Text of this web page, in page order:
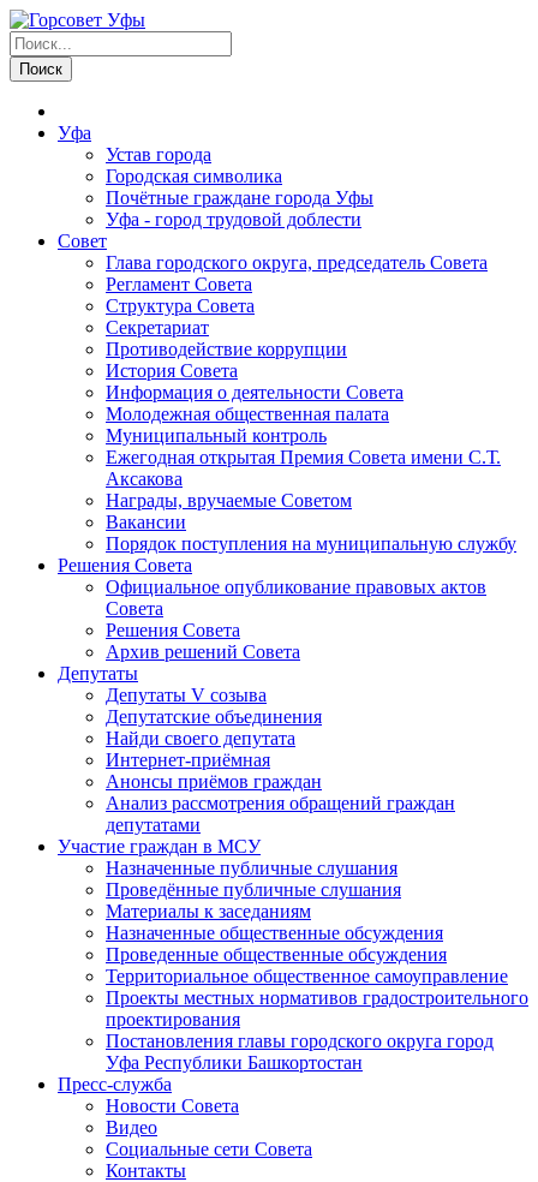
Уфа
Устав города
Городская символика
Почётные граждане города Уфы
Уфа - город трудовой доблести
Совет
Глава городского округа, председатель Совета
Регламент Совета
Структура Совета
Секретариат
Противодействие коррупции
История Совета
Информация о деятельности Совета
Молодежная общественная палата
Муниципальный контроль
Ежегодная открытая Премия Совета имени С.Т.
Аксакова
Награды, вручаемые Советом
Вакансии
Порядок поступления на муниципальную службу
Решения Совета
Официальное опубликование правовых актов
Совета
Решения Совета
Архив решений Совета
Депутаты
Депутаты V созыва
Депутатские объединения
Найди своего депутата
Интернет-приёмная
Анонсы приёмов граждан
Анализ рассмотрения обращений граждан
депутатами
Участие граждан в МСУ
Назначенные публичные слушания
Проведённые публичные слушания
Материалы к заседаниям
Назначенные общественные обсуждения
Проведенные общественные обсуждения
Территориальное общественное самоуправление
Проекты местных нормативов градостроительного
проектирования
Постановления главы городского округа город
Уфа Республики Башкортостан
Пресс-служба
Новости Совета
Видео
Социальные сети Совета
Контакты